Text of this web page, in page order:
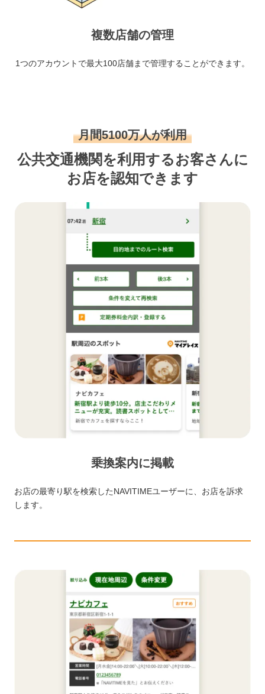
複数店舗の管理
1つのアカウントで最大100店舗まで管理することができます。
月間5100万人が利用
公共交通機関を利用するお客さんに
お店を認知できます
乗換案内に掲載
お店の最寄り駅を検索したNAVITIMEユーザーに、お店を訴求
します。